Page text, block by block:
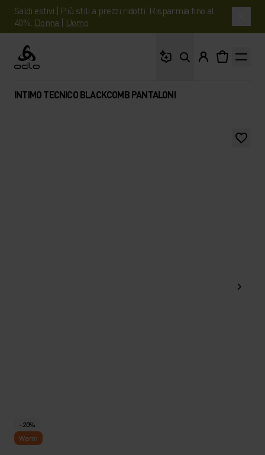
Saldi estivi | Più stili a prezzi ridotti. Risparmia fino al
40%. Donna | Uomo
Odlo
INTIMO TECNICO BLACKCOMB PANTALONI
-20%
Warm